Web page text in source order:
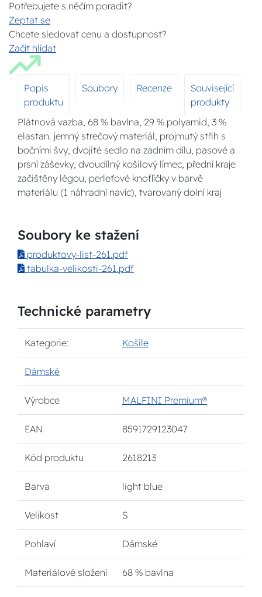
Potřebujete s něčím poradit?
Zeptat se
Chcete sledovat cenu a dostupnost?
Začít hlídat
Popis
produktu
Soubory Recenze
Související
produkty
Plátnová vazba, 68 % bavlna, 29 % polyamid, 3 %
elastan. jemný strečový materiál, projmutý střih s
bočními švy, dvojité sedlo na zadním dílu, pasové a
prsní záševky, dvoudílný košilový límec, přední kraje
začištěny légou, perleťové knoflíčky v barvě
materiálu (1 náhradní navíc), tvarovaný dolní kraj
Soubory ke stažení
produktovy-list-261.pdf
tabulka-velikosti-261.pdf
Technické parametry
Kategorie: Košile
Dámské
Výrobce MALFINI Premium®
EAN 8591729123047
Kód produktu 2618213
Barva light blue
Velikost S
Pohlaví Dámské
Materiálové složení 68 % bavlna